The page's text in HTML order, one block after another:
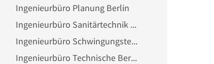
Ingenieurbüro Planung Berlin
Ingenieurbüro Sanitärtechnik Berlin
Ingenieurbüro Schwingungstechnik Berlin
Ingenieurbüro Technische Beratung Berlin